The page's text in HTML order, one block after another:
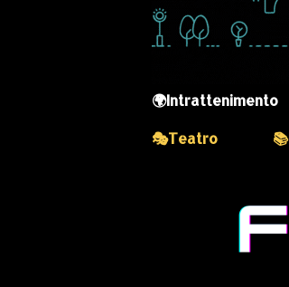
🌍Intrattenimento
🎭Teatro